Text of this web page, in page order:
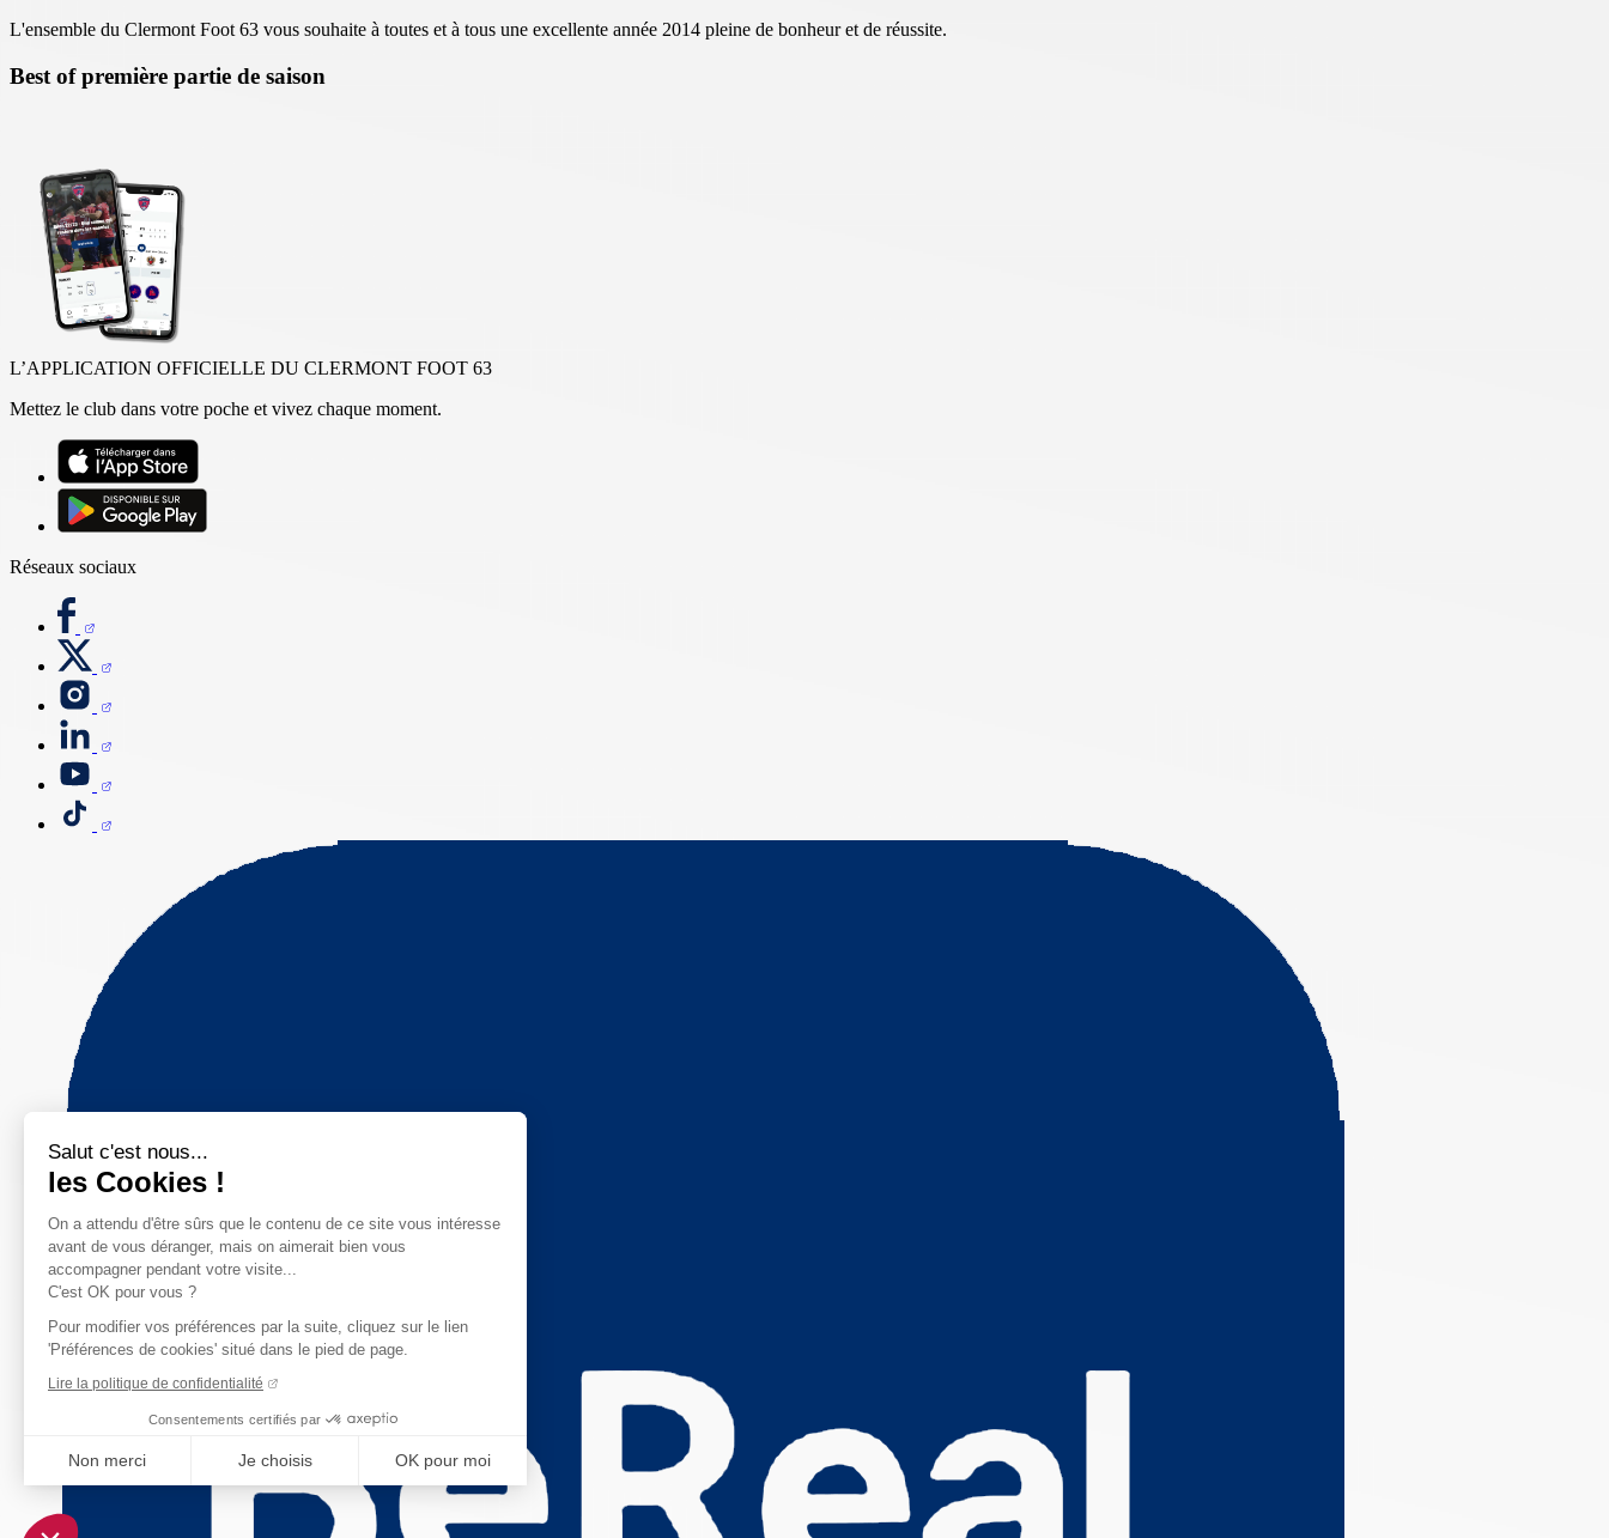
Salut c'est nous...
les Cookies !
On a attendu d'être sûrs que le contenu de ce site vous intéresse
avant de vous déranger, mais on aimerait bien vous
accompagner pendant votre visite...
C'est OK pour vous ?
Pour modifier vos préférences par la suite, cliquez sur le lien
'Préférences de cookies' situé dans le pied de page.
Lire la politique de confidentialité
Consentements certifiés par
Non merci Je choisis OK pour moi
Plateforme de Gestion du Consentement : Personnalisez vos Options
L'ensemble du Clermont Foot 63 vous souhaite à toutes et à tous une excellente année 2014 pleine de bonheur et de réussite.
Best of première partie de saison
L’APPLICATION OFFICIELLE DU CLERMONT FOOT 63
Mettez le club dans votre poche et vivez chaque moment.
Réseaux sociaux